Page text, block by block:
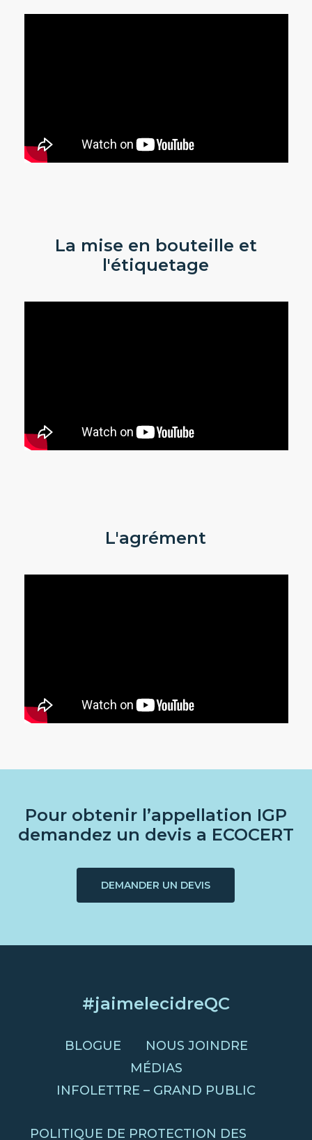
La mise en bouteille et
l'étiquetage
L'agrément
Pour obtenir l’appellation IGP
demandez un devis a ECOCERT
DEMANDER UN DEVIS
#jaimelecidreQC
BLOGUE
NOUS JOINDRE
MÉDIAS
INFOLETTRE – GRAND PUBLIC
POLITIQUE DE PROTECTION DES